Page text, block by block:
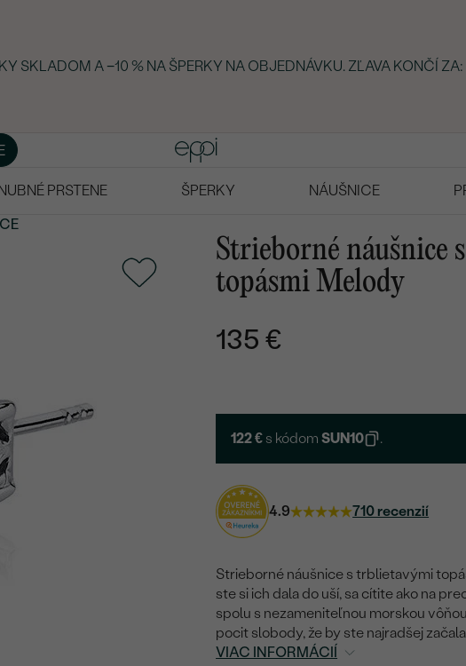
SKLADOM A −10 % NA ŠPERKY NA OBJEDNÁVKU. ZĽAVA KONČÍ ZA:
PRSTENE ŠPERKY NÁUŠNICE
Strieborné náušnice
topásmi Melody
135 €
122 € s kódomSUN10 .
4.9 710 recenzií
Strieborné náušnice s trblietavými
ste si ich dala do uší, sa cítite ako na
spolu s nezameniteľnou morskou
pocit slobody, že by ste najradšej
VIAC INFORMÁCIÍ